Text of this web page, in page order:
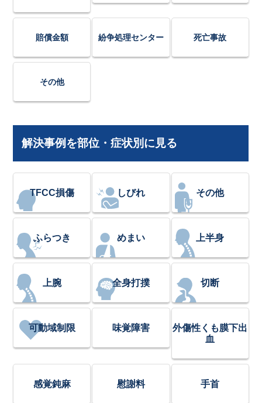
賠償金額 紛争処理センター 死亡事故
その他
解決事例を部位・症状別に見る
TFCC損傷 しびれ その他
ふらつき めまい 上半身
上腕 全身打撲 切断
可動域制限 味覚障害
外傷性くも膜下出
血
感覚鈍麻 慰謝料 手首